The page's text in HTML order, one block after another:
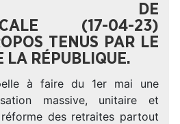
DE
(17-04-23)
TENUS PAR LE
LA RÉPUBLIQUE.
à faire du 1er mai une
massive, unitaire et
des retraites partout